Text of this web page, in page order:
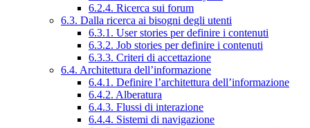
6.2.4. Ricerca sui forum
6.3. Dalla ricerca ai bisogni degli utenti
6.3.1. User stories per definire i contenuti
6.3.2. Job stories per definire i contenuti
6.3.3. Criteri di accettazione
6.4. Architettura dell’informazione
6.4.1. Definire l’architettura dell’informazione
6.4.2. Alberatura
6.4.3. Flussi di interazione
6.4.4. Sistemi di navigazione